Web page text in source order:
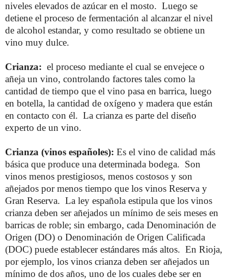
niveles elevados de azúcar en el mosto. Luego se
detiene el proceso de fermentación al alcanzar el nivel
de alcohol estandar, y como resultado se obtiene un
vino muy dulce.
Crianza: el proceso mediante el cual se envejece o
añeja un vino, controlando factores tales como la
cantidad de tiempo que el vino pasa en barrica, luego
en botella, la cantidad de oxígeno y madera que están
en contacto con él. La crianza es parte del diseño
experto de un vino.
Crianza (vinos españoles): Es el vino de calidad más
básica que produce una determinada bodega. Son
vinos menos prestigiosos, menos costosos y son
añejados por menos tiempo que los vinos Reserva y
Gran Reserva. La ley española estipula que los vinos
crianza deben ser añejados un mínimo de seis meses en
barricas de roble; sin embargo, cada Denominación de
Origen (DO) o Denominación de Origen Calificada
(DOC) puede establecer estándares más altos. En Rioja,
por ejemplo, los vinos crianza deben ser añejados un
mínimo de dos años, uno de los cuales debe ser en